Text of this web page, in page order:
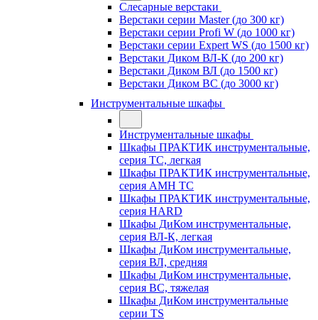
Слесарные верстаки
Верстаки серии Master (до 300 кг)
Верстаки серии Profi W (до 1000 кг)
Верстаки серии Expert WS (до 1500 кг)
Верстаки Диком ВЛ-К (до 200 кг)
Верстаки Диком ВЛ (до 1500 кг)
Верстаки Диком ВС (до 3000 кг)
Инструментальные шкафы
Инструментальные шкафы
Шкафы ПРАКТИК инструментальные,
серия TC, легкая
Шкафы ПРАКТИК инструментальные,
серия AMH TC
Шкафы ПРАКТИК инструментальные,
серия HARD
Шкафы ДиКом инструментальные,
cерия ВЛ-К, легкая
Шкафы ДиКом инструментальные,
серия ВЛ, средняя
Шкафы ДиКом инструментальные,
серия ВС, тяжелая
Шкафы ДиКом инструментальные
серии TS